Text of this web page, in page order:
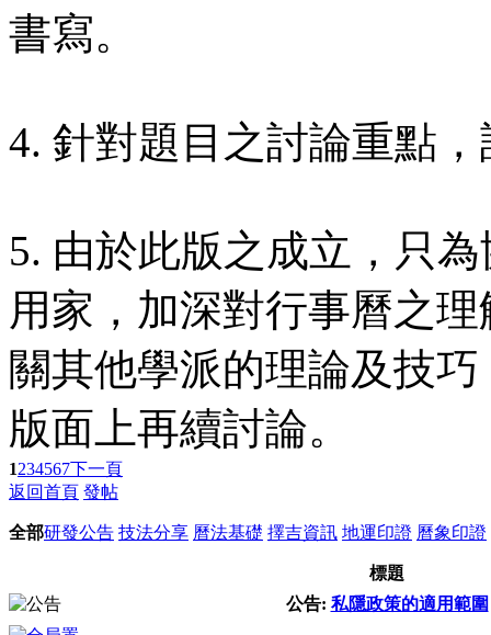
書寫。
4. 針對題目之討論重點
5. 由於此版之成立，只
用家，加深對行事曆之
關其他學派的理論及技
版面上再續討論。
1234567下一頁
返回首頁 發帖
全部研發公告 技法分享 曆法基礎 擇吉資訊 地運印證 曆象印證
標題
公告: 私隱政策的適用範圍